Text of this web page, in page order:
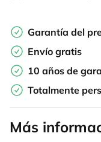
Garantía del
Envío gratis
10 años de
Totalmente
Más